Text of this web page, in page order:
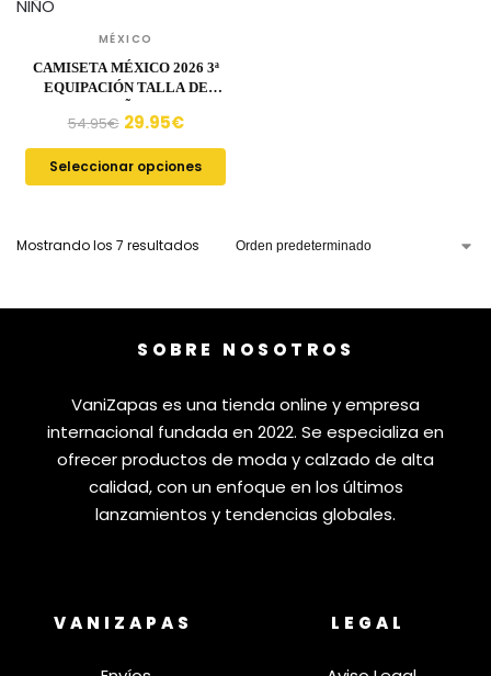
MÉXICO
CAMISETA MÉXICO 2026 3ª
EQUIPACIÓN TALLA DE
54.95€ 29.95€
Seleccionar opciones
Mostrando los 7 resultados
SOBRE NOSOTROS
VaniZapas es una tienda online y empresa
internacional fundada en 2022. Se especializa en
ofrecer productos de moda y calzado de alta
calidad, con un enfoque en los últimos
lanzamientos y tendencias globales.
VANIZAPAS LEGAL